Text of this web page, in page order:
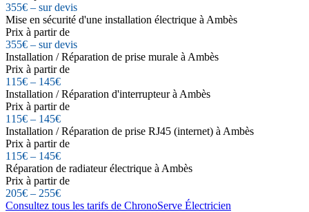
355€ – sur devis
Mise en sécurité d'une installation électrique à Ambès
Prix à partir de
355€ – sur devis
Installation / Réparation de prise murale à Ambès
Prix à partir de
115€ – 145€
Installation / Réparation d'interrupteur à Ambès
Prix à partir de
115€ – 145€
Installation / Réparation de prise RJ45 (internet) à Ambès
Prix à partir de
115€ – 145€
Réparation de radiateur électrique à Ambès
Prix à partir de
205€ – 255€
Consultez tous les tarifs de ChronoServe Électricien